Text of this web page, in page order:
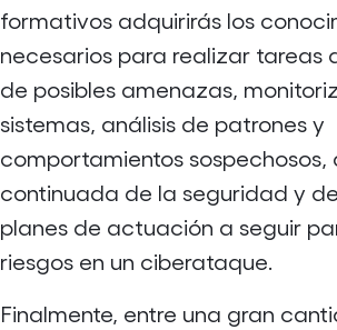
formativos adquirirás los
necesarios para realizar tareas
de posibles amenazas,
sistemas, análisis de patrones y
comportamientos sospechosos,
continuada de la seguridad y
planes de actuación a seguir
riesgos en un ciberataque.
Finalmente, entre una gran